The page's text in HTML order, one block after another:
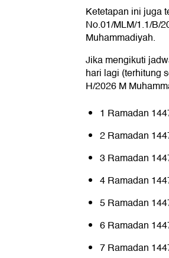
Ketetapan ini juga
No.01/MLM/1.1/B/
Muhammadiyah.
Jika mengikuti
hari lagi (terhitung
H/2026 M
1 Ramadan
2 Ramadan
3 Ramadan
4 Ramadan
5 Ramadan
6 Ramadan
7 Ramadan